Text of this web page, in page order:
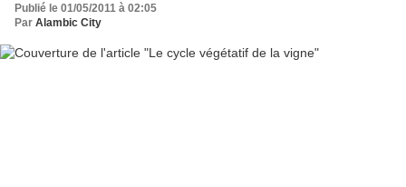
Publié le 01/05/2011 à 02:05
Par Alambic City